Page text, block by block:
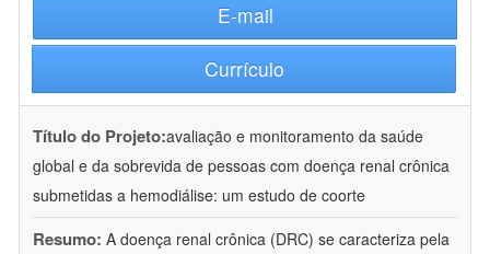
E-mail
Currículo
Título do Projeto:avaliação e monitoramento da saúde
global e da sobrevida de pessoas com doença renal crônica
submetidas a hemodiálise: um estudo de coorte
Resumo: A doença renal crônica (DRC) se caracteriza pela